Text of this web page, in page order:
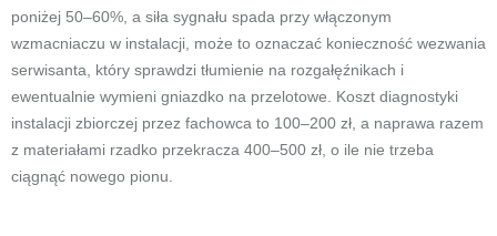
poniżej 50–60%, a siła sygnału spada przy włączonym
wzmacniaczu w instalacji, może to oznaczać konieczność wezwania
serwisanta, który sprawdzi tłumienie na rozgałęźnikach i
ewentualnie wymieni gniazdko na przelotowe. Koszt diagnostyki
instalacji zbiorczej przez fachowca to 100–200 zł, a naprawa razem
z materiałami rzadko przekracza 400–500 zł, o ile nie trzeba
ciągnąć nowego pionu.